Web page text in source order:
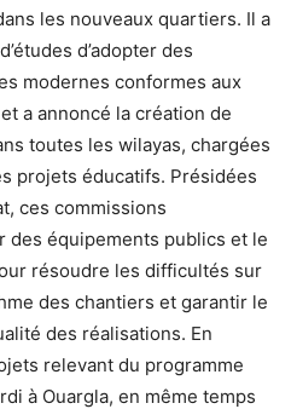
les nouveaux quartiers. Il a
d’adopter des
modernes conformes aux
a annoncé la création de
toutes les wilayas, chargées
projets éducatifs. Présidées
ces commissions
équipements publics et le
résoudre les difficultés sur
des chantiers et garantir le
des réalisations. En
relevant du programme
à Ouargla, en même temps